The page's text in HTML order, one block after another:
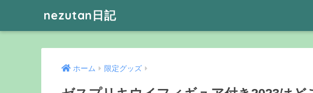
nezutan日記
ホーム 限定グッズ